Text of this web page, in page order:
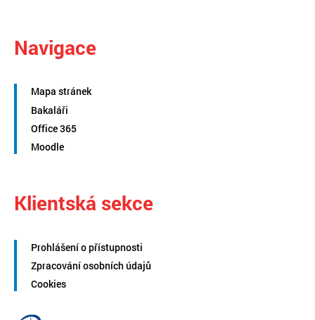
Navigace
Mapa stránek
Bakaláři
Office 365
Moodle
Klientská sekce
Prohlášení o přístupnosti
Zpracování osobních údajů
Cookies